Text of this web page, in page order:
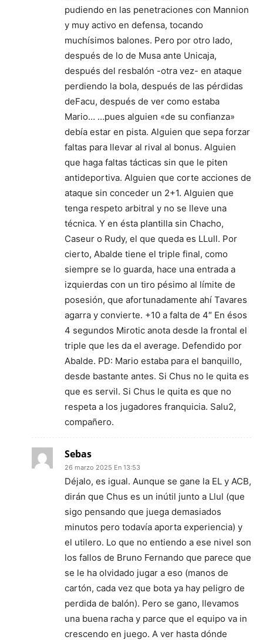
pudiendo en las penetraciones con Mannion
y muy activo en defensa, tocando
muchísimos balones. Pero por otro lado,
después de lo de Musa ante Unicaja,
después del resbalón -otra vez- en ataque
perdiendo la bola, después de las pérdidas
deFacu, después de ver como estaba
Mario… …pues alguien «de su confianza»
debía estar en pista. Alguien que sepa forzar
faltas para llevar al rival al bonus. Alguien
que haga faltas tácticas sin que le piten
antideportiva. Alguien que corte acciones de
ataque sin conceder un 2+1. Alguien que
tenga respeto arbitral y no se lleve una
técnica. Y en ésta plantilla sin Chacho,
Caseur o Rudy, el que queda es LLull. Por
cierto, Abalde tiene el triple final, como
siempre se lo guarda, hace una entrada a
izquierdas con un tiro pésimo al límite de
posesión, que afortunadamente ahí Tavares
agarra y convierte. +10 a falta de 4″ En ésos
4 segundos Mirotic anota desde la frontal el
triple que les da el average. Defendido por
Abalde. PD: Mario estaba para el banquillo,
desde bastante antes. Si Chus no le quita es
que es servil. Si Chus le quita es que no
respeta a los jugadores franquicia. Salu2,
compañero.
Sebas
26 marzo 2025 En 13:53
Déjalo, es igual. Aunque se gane la EL y ACB,
dirán que Chus es un inútil junto a Llul (que
sigo pensando que juega demasiados
minutos pero todavía aporta experiencia) y
el utilero. Lo que no entiendo a ese nivel son
los fallos de Bruno Fernando que parece que
se le ha olvidado jugar a eso (manos de
cartón, cada vez que bota ya hay peligro de
perdida de balón). Pero se gano, llevamos
una buena racha y parce que el equipo va in
crescendo en juego. A ver hasta dónde